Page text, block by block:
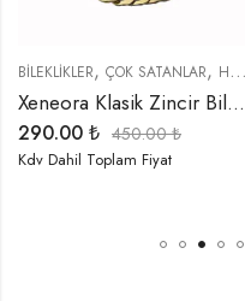
TREND ÜRÜNLER
,ÖZEL SERİLER,TREND
BİLEKLİKLER, ÇOK SATANLAR, HEDIYELER
Xeneora Klasik Zincir Bileklik
290.00 ₺ 450.00₺
Kdv Dahil Toplam Fiyat